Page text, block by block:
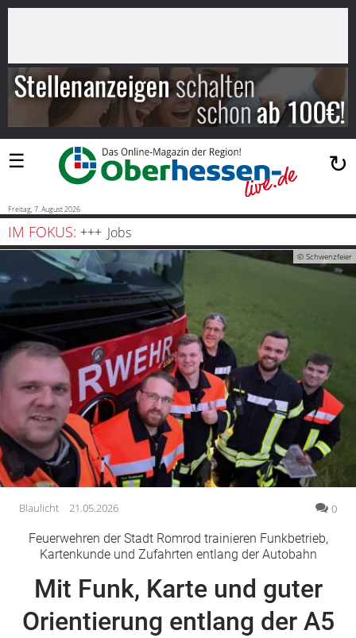
Suchen
Startseite
Blaulicht
Sport
Politik
Bauen
und
Wohnen
Freizeit
Gesellschaft
Gesundheit
Kultur
Lifestyle
Wirtschaft
Vogelsberg
Alsfeld
Lauterbach
Romrod
Homberg
Ohm
×
☰ ↻
Freitag, 7. August 2026
IM FOKUS: Jobs
© Schwenzfeier
Blaulicht 21.05.2026 0
Feuerwehren der Stadt Romrod trainieren Funkbetrieb,
Kartenkunde und Zufahrten entlang der Autobahn
Mit Funk, Karte und guter
Orientierung entlang der A5